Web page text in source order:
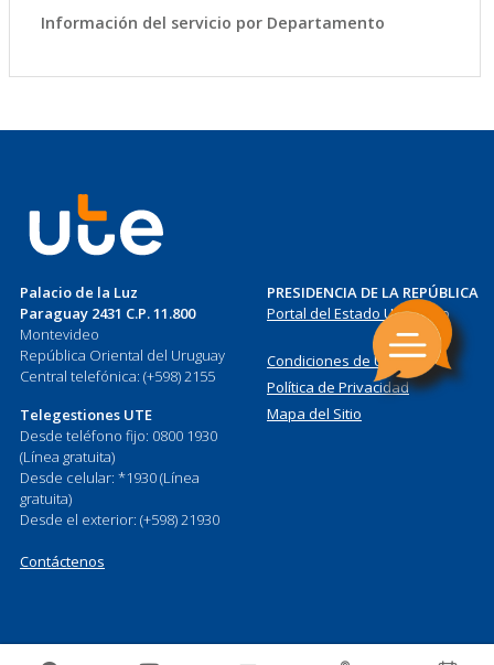
Información del servicio por Departamento
Palacio de la Luz
Paraguay 2431 C.P. 11.800
Montevideo
República Oriental del Uruguay
Central telefónica: (+598) 2155
Telegestiones UTE
Desde teléfono fijo: 0800 1930
(Línea gratuita)
Desde celular: *1930 (Línea
gratuita)
Desde el exterior: (+598) 21930
Contáctenos
PRESIDENCIA DE LA REPÚBLICA
Portal del Estado Uruguayo
Condiciones de Uso
Política de Privacidad
Mapa del Sitio